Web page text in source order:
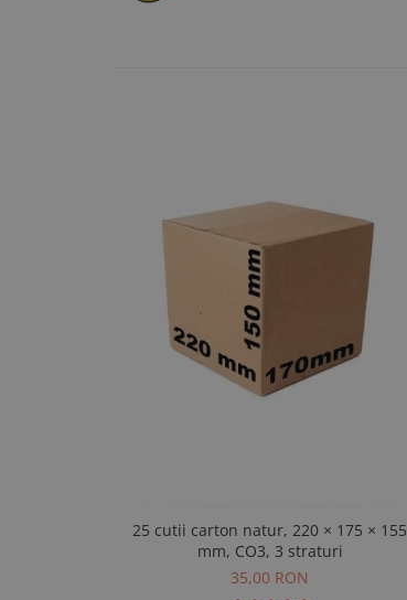
25 cutii carton natur, 220 × 175 × 155
mm, CO3, 3 straturi
35,00 RON